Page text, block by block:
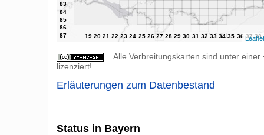
Leaflet
Alle Verbreitungskarten sind unter einer
lizenziert!
Erläuterungen zum Datenbestand
Status in Bayern